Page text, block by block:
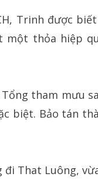
Trinh được
một thỏa hiệp
tham mưu
biệt. Bảo tán
That Luông,